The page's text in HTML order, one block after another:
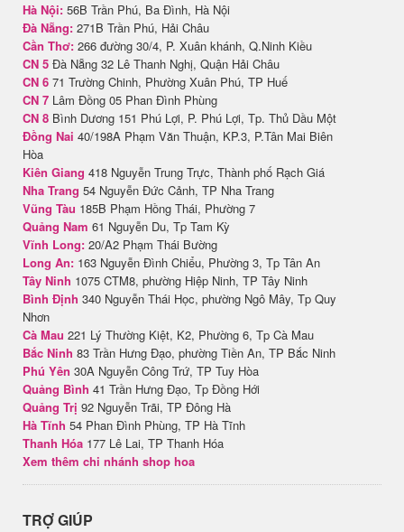
Hà Nội: 56B Trần Phú, Ba Đình, Hà Nội
Đà Nẵng: 271B Trần Phú, Hải Châu
Cần Thơ: 266 đường 30/4, P. Xuân khánh, Q.Ninh Kiều
CN 5 Đà Nẵng 32 Lê Thanh Nghị, Quận Hải Châu
CN 6 71 Trường Chinh, Phường Xuân Phú, TP Huế
CN 7 Lâm Đồng 05 Phan Đình Phùng
CN 8 Bình Dương 151 Phú Lợi, P. Phú Lợi, Tp. Thủ Dầu Một
Đồng Nai 40/198A Phạm Văn Thuận, KP.3, P.Tân Mai Biên
Hòa
Kiên Giang 418 Nguyễn Trung Trực, Thành phố Rạch Giá
Nha Trang 54 Nguyễn Đức Cảnh, TP Nha Trang
Vũng Tàu 185B Phạm Hồng Thái, Phường 7
Quảng Nam 61 Nguyễn Du, Tp Tam Kỳ
Vĩnh Long: 20/A2 Phạm Thái Bường
Long An: 163 Nguyễn Đình Chiểu, Phường 3, Tp Tân An
Tây Ninh 1075 CTM8, phường Hiệp Ninh, TP Tây Ninh
Bình Định 340 Nguyễn Thái Học, phường Ngô Mây, Tp Quy
Nhơn
Cà Mau 221 Lý Thường Kiệt, K2, Phường 6, Tp Cà Mau
Bắc Ninh 83 Trần Hưng Đạo, phường Tiền An, TP Bắc Ninh
Phú Yên 30A Nguyễn Công Trứ, TP Tuy Hòa
Quảng Bình 41 Trần Hưng Đạo, Tp Đồng Hới
Quảng Trị 92 Nguyễn Trãi, TP Đông Hà
Hà Tĩnh 54 Phan Đình Phùng, TP Hà Tĩnh
Thanh Hóa 177 Lê Lai, TP Thanh Hóa
Xem thêm chi nhánh shop hoa
TRỢ GIÚP